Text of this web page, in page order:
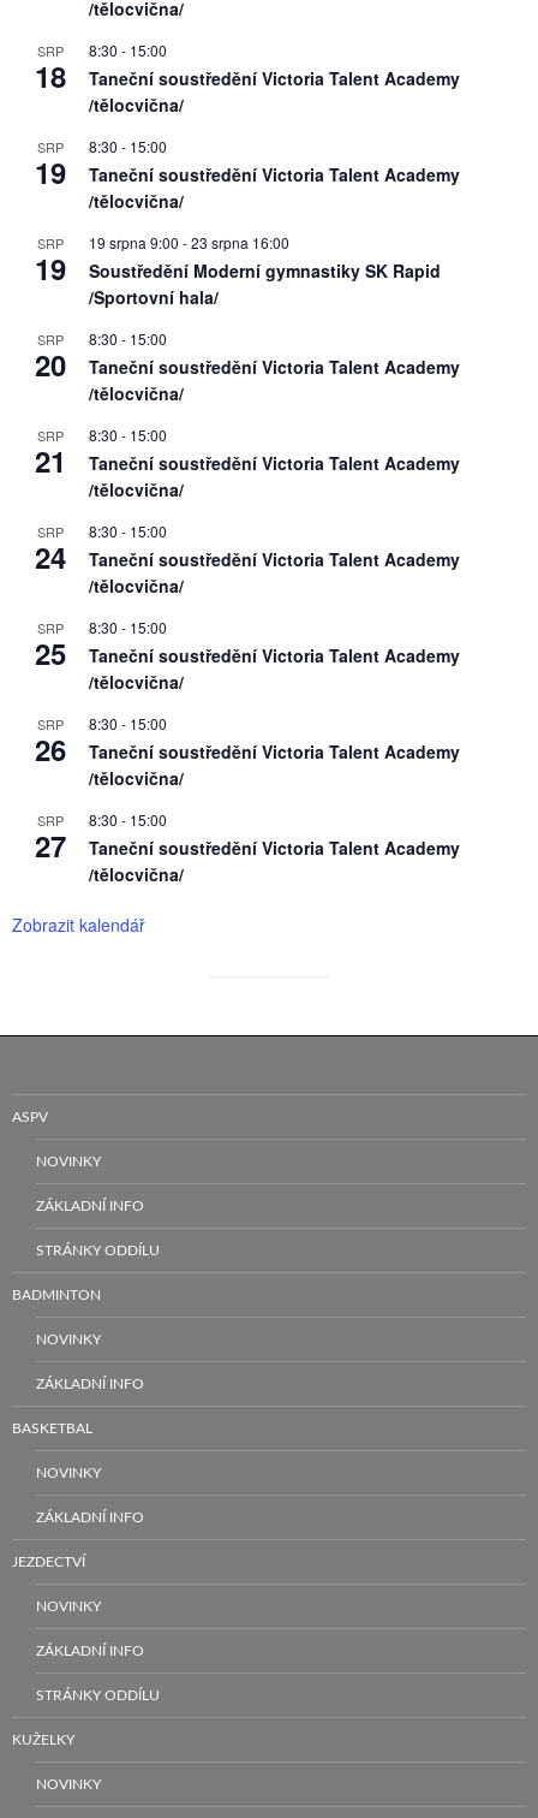
/tělocvična/
SRP
18
8:30 - 15:00
Taneční soustředění Victoria Talent Academy
/tělocvična/
SRP
19
8:30 - 15:00
Taneční soustředění Victoria Talent Academy
/tělocvična/
SRP
19
19 srpna 9:00 -23 srpna 16:00
Soustředění Moderní gymnastiky SK Rapid
/Sportovní hala/
SRP
20
8:30 - 15:00
Taneční soustředění Victoria Talent Academy
/tělocvična/
SRP
21
8:30 - 15:00
Taneční soustředění Victoria Talent Academy
/tělocvična/
SRP
24
8:30 - 15:00
Taneční soustředění Victoria Talent Academy
/tělocvična/
SRP
25
8:30 - 15:00
Taneční soustředění Victoria Talent Academy
/tělocvična/
SRP
26
8:30 - 15:00
Taneční soustředění Victoria Talent Academy
/tělocvična/
SRP
27
8:30 - 15:00
Taneční soustředění Victoria Talent Academy
/tělocvična/
Zobrazit kalendář
ASPV
NOVINKY
ZÁKLADNÍ INFO
STRÁNKY ODDÍLU
BADMINTON
NOVINKY
ZÁKLADNÍ INFO
BASKETBAL
NOVINKY
ZÁKLADNÍ INFO
JEZDECTVÍ
NOVINKY
ZÁKLADNÍ INFO
STRÁNKY ODDÍLU
KUŽELKY
NOVINKY